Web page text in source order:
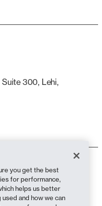
300, Lehi,
you get the best
for performance,
helps us better
and how we can